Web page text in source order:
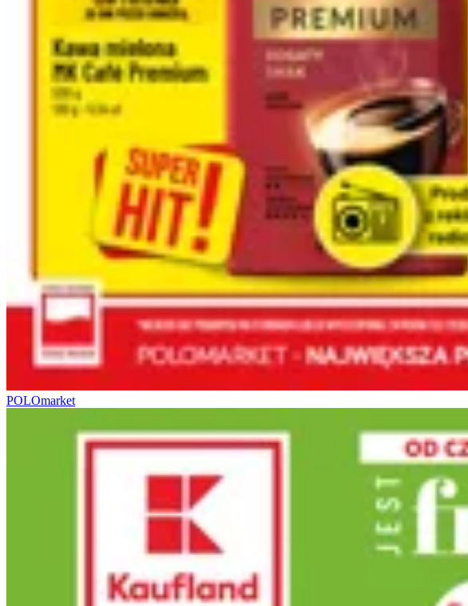
POLOmarket